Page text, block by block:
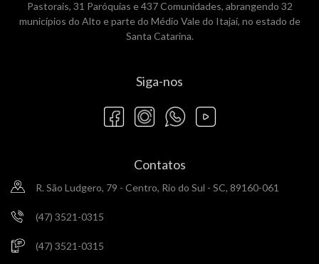
Pastorais, 31 Paróquias e 437 Comunidades, abrangendo 32
municípios do Alto e parte do Médio Vale do Itajaí, no estado de
Santa Catarina.
Siga-nos
Contatos
R. São Ludgero, 79 - Centro, Rio do Sul - SC, 89160-061
(47) 3521-0315
(47) 3521-0315